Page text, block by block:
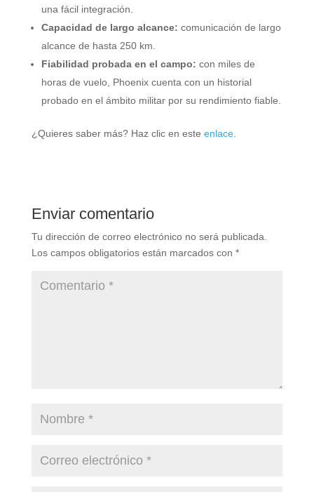
una fácil integración.
Capacidad de largo alcance: comunicación de largo
alcance de hasta 250 km.
Fiabilidad probada en el campo: con miles de
horas de vuelo, Phoenix cuenta con un historial
probado en el ámbito militar por su rendimiento fiable.
¿Quieres saber más? Haz clic en este enlace.
Enviar comentario
Tu dirección de correo electrónico no será publicada.
Los campos obligatorios están marcados con *